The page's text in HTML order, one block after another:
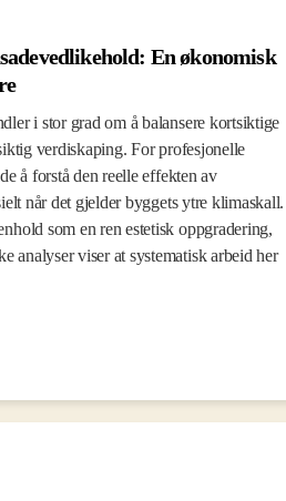
En økonomisk
i stor grad om å balansere kortsiktige
verdiskaping. For profesjonelle
å forstå den reelle effekten av
når det gjelder byggets ytre klimaskall.
som en ren estetisk oppgradering,
analyser viser at systematisk arbeid her